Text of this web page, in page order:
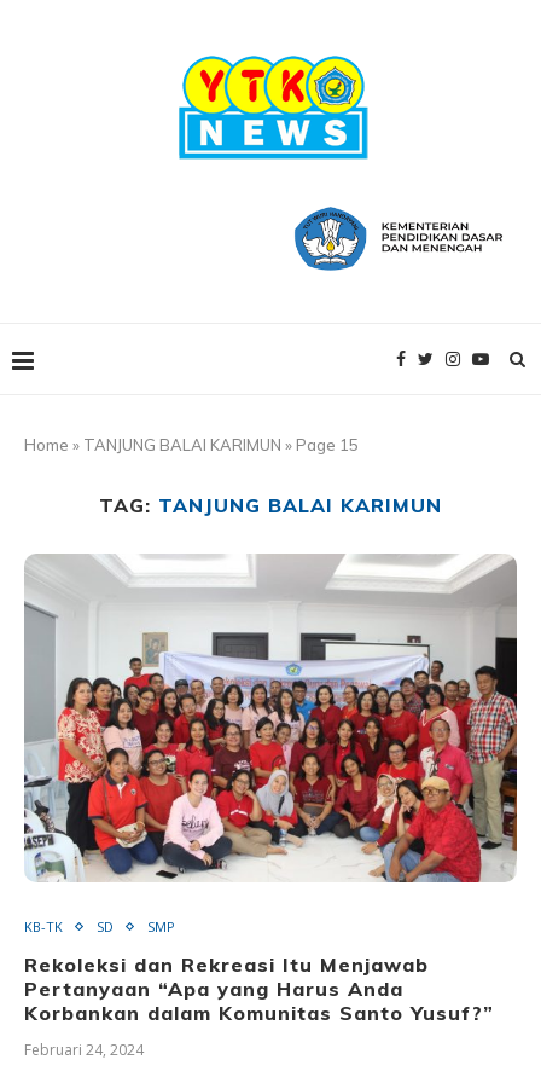
Home » TANJUNG BALAI KARIMUN » Page 15
TAG: TANJUNG BALAI KARIMUN
KB-TK SD SMP
Rekoleksi dan Rekreasi Itu Menjawab
Pertanyaan “Apa yang Harus Anda
Korbankan dalam Komunitas Santo Yusuf?”
Februari 24, 2024